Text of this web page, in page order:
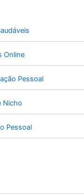
Online
Pessoal
Nicho
Pessoal